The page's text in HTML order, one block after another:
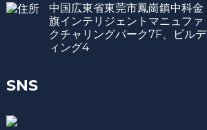
中国広東省東莞市鳳崗鎮中科金
旗インテリジェントマニュファ
クチャリングパーク7F、ビルデ
ィング4
SNS